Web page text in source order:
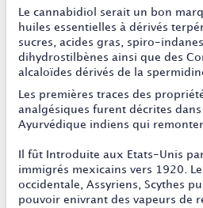
Le cannabidiol serait un bon
huiles essentielles à dérivés
sucres, acides gras, spiro-
dihydrostilbènes ainsi que des
alcaloïdes dérivés de la
Les premières traces des
analgésiques furent décrites
Ayurvédique indiens qui
Il fût Introduite aux Etats-Unis
immigrés mexicains vers 1920.
occidentale, Assyriens, Scythes
pouvoir enivrant des vapeurs de